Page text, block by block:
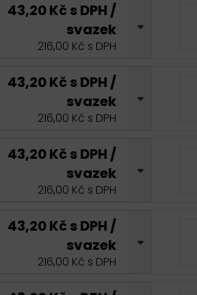
43,20 Kč s DPH /
svazek
216,00 Kč s DPH
43,20 Kč s DPH /
svazek
216,00 Kč s DPH
43,20 Kč s DPH /
svazek
216,00 Kč s DPH
43,20 Kč s DPH /
svazek
216,00 Kč s DPH